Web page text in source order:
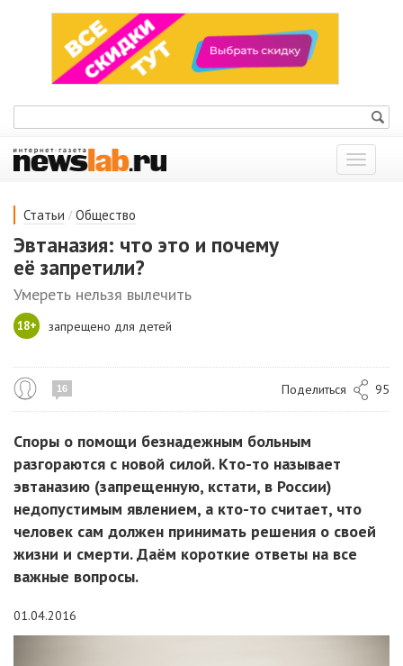
Показать
меню
Статьи / Общество
Эвтаназия: что это и почему
её запретили?
Умереть нельзя вылечить
18+ запрещено для детей
16 Поделиться 95
Споры о помощи безнадежным больным
разгораются с новой силой. Кто-то называет
эвтаназию (запрещенную, кстати, в России)
недопустимым явлением, а кто-то считает, что
человек сам должен принимать решения о своей
жизни и смерти. Даём короткие ответы на все
важные вопросы.
01.04.2016